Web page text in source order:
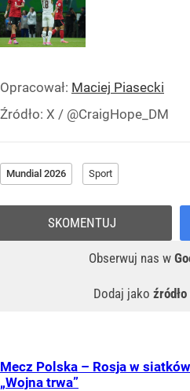
Opracował: Maciej Piasecki
Źródło: X / @CraigHope_DM
Mundial 2026 Sport
Obserwuj nas w
Dodaj jako
SKOMENTUJ
Mecz Polska – Rosja w
„Wojna trwa”